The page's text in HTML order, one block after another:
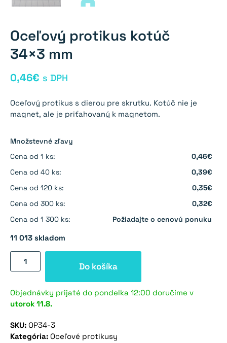
Oceľový protikus kotúč
34×3 mm
0,46€ s DPH
Oceľový protikus s dierou pre skrutku. Kotúč nie je
magnet, ale je priťahovaný k magnetom.
Množstevné zľavy
Cena od 1 ks:
0,46€
Cena od 40 ks:
0,39€
Cena od 120 ks:
0,35€
Cena od 300 ks:
0,32€
Cena od 1 300 ks:
Požiadajte o cenovú ponuku
11 013 skladom
množstvo
Oceľový
kotúč
34×3
Do košíka
Objednávky prijaté do pondelka 12:00 doručíme v
utorok 11.8.
SKU: OP34-3
Kategória: Oceľové protikusy